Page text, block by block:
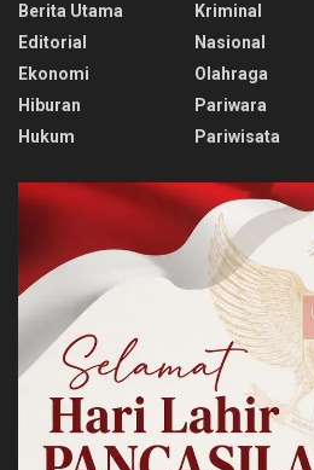
Berita Utama
Editorial
Ekonomi
Hiburan
Hukum
Kriminal
Nasional
Olahraga
Pariwara
Pariwisata